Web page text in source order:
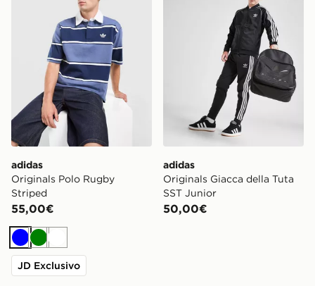
adidas
Originals Polo Rugby
Striped
55,00€
BluVerdeBianco
JD Exclusivo
adidas
Originals Giacca della Tuta
SST Junior
50,00€